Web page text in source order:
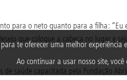
te oferecer uma melhor experiência
Ao continuar a usar nosso site,
para o neto quanto para a filha:
que coloque a cabeça no lugar e
de saúde capacitada pela Fundação